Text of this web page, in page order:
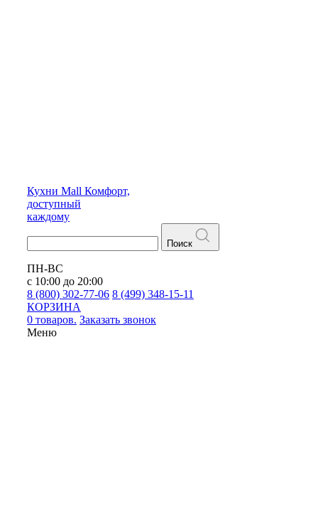
Кухни Mall Комфорт,
доступный
каждому
Поиск
ПН-ВС
с 10:00 до 20:00
8 (800) 302-77-06 8 (499) 348-15-11
КОРЗИНА
0 товаров. Заказать звонок
Меню